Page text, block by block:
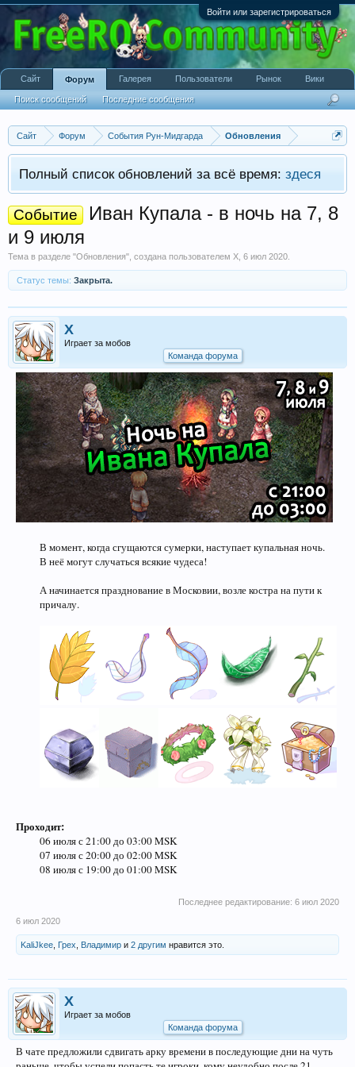
Войти или зарегистрироваться
Сайт Форум События Рун-Мидгарда Обновления
Полный список обновлений за всё время: здеся
Событие
Иван Купала - в ночь на 7, 8
и 9 июля
Тема в разделе "Обновления", создана пользователем X 6 июл 2020
Статус темы: Закрыта.
X
Играет за мобов
Команда форума
В момент, когда сгущаются сумерки, наступает купальная ночь.
В неё могут случаться всякие чудеса!
А начинается празднование в Московии, возле костра на пути к
причалу.
Проходит:
06 июля с 21:00 до 03:00 MSK
07 июля с 20:00 до 02:00 MSK
08 июля с 19:00 до 01:00 MSK
Последнее редактирование: 6 июл 2020
6 июл 2020
KaliJkee Грех Владимир и 2 другим нравится это.
X
Играет за мобов
Команда форума
В чате предложили сдвигать арку времени в последующие дни на чуть
Сайт Форум
Поиск сообщений Последние сообщения
Галерея Пользователи Рынок Вики